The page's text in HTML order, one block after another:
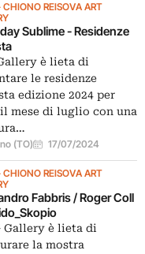
CHIONO REISOVA ART
Sublime - Residenze
è lieta di
le residenze
edizione 2024 per
mese di luglio con una
(TO) 17/07/2024
CHIONO REISOVA ART
Fabbris / Roger Coll
Gallery è lieta di
la mostra